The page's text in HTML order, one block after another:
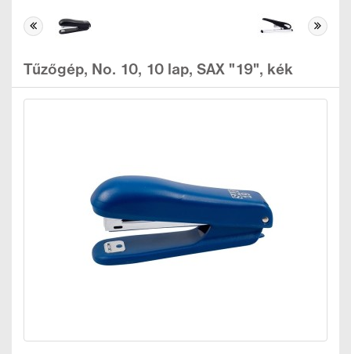
Tűzőgép, No. 10, 10 lap, SAX "19", kék